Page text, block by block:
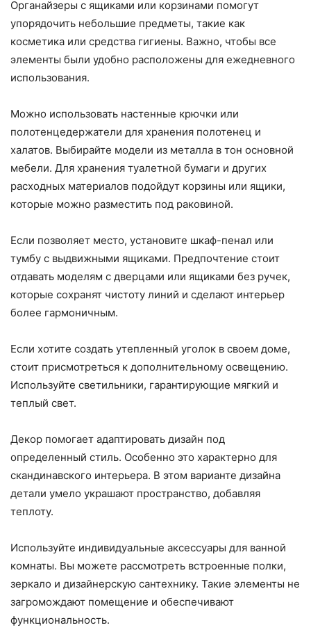
Органайзеры с ящиками или корзинами помогут
упорядочить небольшие предметы, такие как
косметика или средства гигиены. Важно, чтобы все
элементы были удобно расположены для ежедневного
использования.
Можно использовать настенные крючки или
полотенцедержатели для хранения полотенец и
халатов. Выбирайте модели из металла в тон основной
мебели. Для хранения туалетной бумаги и других
расходных материалов подойдут корзины или ящики,
которые можно разместить под раковиной.
Если позволяет место, установите шкаф-пенал или
тумбу с выдвижными ящиками. Предпочтение стоит
отдавать моделям с дверцами или ящиками без ручек,
которые сохранят чистоту линий и сделают интерьер
более гармоничным.
Если хотите создать утепленный уголок в своем доме,
стоит присмотреться к дополнительному освещению.
Используйте светильники, гарантирующие мягкий и
теплый свет.
Декор помогает адаптировать дизайн под
определенный стиль. Особенно это характерно для
скандинавского интерьера. В этом варианте дизайна
детали умело украшают пространство, добавляя
теплоту.
Используйте индивидуальные аксессуары для ванной
комнаты. Вы можете рассмотреть встроенные полки,
зеркало и дизайнерскую сантехнику. Такие элементы не
загромождают помещение и обеспечивают
функциональность.